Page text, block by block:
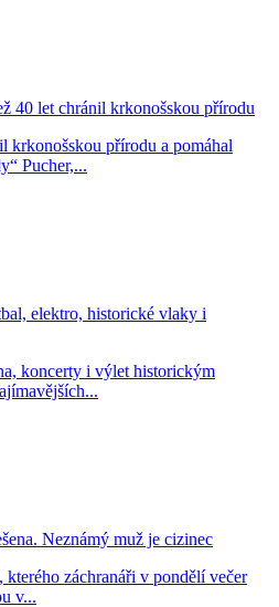
40 let chránil krkonošskou přírodu
krkonošskou přírodu a pomáhal
Pucher,...
elektro, historické vlaky i
koncerty i výlet historickým
Neznámý muž je cizinec
záchranáři v pondělí večer
v...